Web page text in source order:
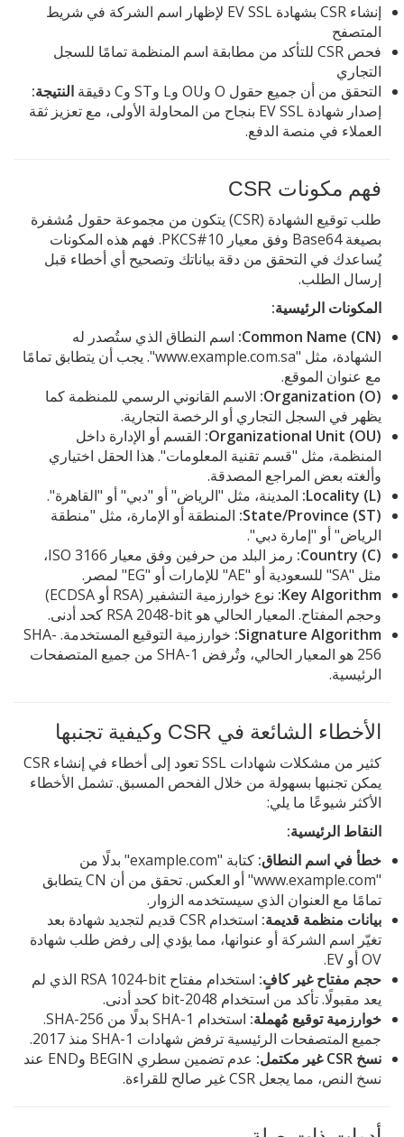
إنشاء CSR بشهادة EV SSL لإظهار اسم الشركة في شريط
المتصفح
فحص CSR للتأكد من مطابقة اسم المنظمة تمامًا للسجل
التجاري
التحقق من أن جميع حقول O وOU وL وST وC دقيقة
النتيجة:
إصدار شهادة EV SSL بنجاح من المحاولة الأولى، مع تعزيز ثقة
العملاء في منصة الدفع.
فهم مكونات CSR
طلب توقيع الشهادة (CSR) يتكون من مجموعة حقول مُشفرة
بصيغة Base64 وفق معيار PKCS#10. فهم هذه المكونات
يُساعدك في التحقق من دقة بياناتك وتصحيح أي أخطاء قبل
إرسال الطلب.
المكونات الرئيسية:
Common Name (CN): اسم النطاق الذي ستُصدر له
الشهادة، مثل "www.example.com.sa". يجب أن يتطابق تمامًا
مع عنوان الموقع.
Organization (O): الاسم القانوني الرسمي للمنظمة كما
يظهر في السجل التجاري أو الرخصة التجارية.
Organizational Unit (OU): القسم أو الإدارة داخل
المنظمة، مثل "قسم تقنية المعلومات". هذا الحقل اختياري
وألغته بعض المراجع المصدقة.
Locality (L): المدينة، مثل "الرياض" أو "دبي" أو "القاهرة".
State/Province (ST): المنطقة أو الإمارة، مثل "منطقة
الرياض" أو "إمارة دبي".
Country (C):
رمز البلد من حرفين وفق معيار ISO 3166،
مثل "SA" للسعودية أو "AE" للإمارات أو "EG" لمصر.
Key Algorithm:
نوع خوارزمية التشفير (RSA أو ECDSA)
وحجم المفتاح. المعيار الحالي هو RSA 2048-bit كحد أدنى.
Signature Algorithm:
خوارزمية التوقيع المستخدمة. SHA-
256 هو المعيار الحالي، وتُرفض SHA-1 من جميع المتصفحات
الرئيسية.
الأخطاء الشائعة في CSR وكيفية تجنبها
كثير من مشكلات شهادات SSL تعود إلى أخطاء في إنشاء CSR
يمكن تجنبها بسهولة من خلال الفحص المسبق. تشمل الأخطاء
الأكثر شيوعًا ما يلي:
النقاط الرئيسية:
خطأ في اسم النطاق:
كتابة "example.com" بدلًا من
"www.example.com" أو العكس. تحقق من أن CN يتطابق
تمامًا مع العنوان الذي سيستخدمه الزوار.
بيانات منظمة قديمة:
استخدام CSR قديم لتجديد شهادة بعد
تغيّر اسم الشركة أو عنوانها، مما يؤدي إلى رفض طلب شهادة
OV أو EV.
حجم مفتاح غير كافٍ:
استخدام مفتاح RSA 1024-bit الذي لم
يعد مقبولًا. تأكد من استخدام 2048-bit كحد أدنى.
خوارزمية توقيع مُهملة:
استخدام SHA-1 بدلًا من SHA-256.
جميع المتصفحات الرئيسية ترفض شهادات SHA-1 منذ 2017.
نسخ CSR غير مكتمل:
عدم تضمين سطري BEGIN وEND عند
نسخ النص، مما يجعل CSR غير صالح للقراءة.